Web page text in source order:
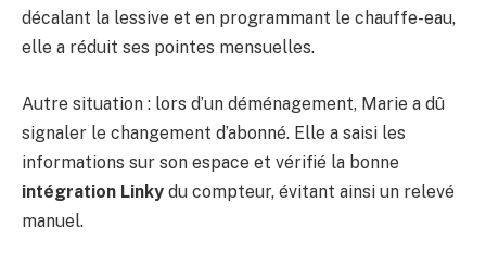
décalant la lessive et en programmant le chauffe-eau,
elle a réduit ses pointes mensuelles.
Autre situation : lors d’un déménagement, Marie a dû
signaler le changement d’abonné. Elle a saisi les
informations sur son espace et vérifié la bonne
intégration Linky du compteur, évitant ainsi un relevé
manuel.